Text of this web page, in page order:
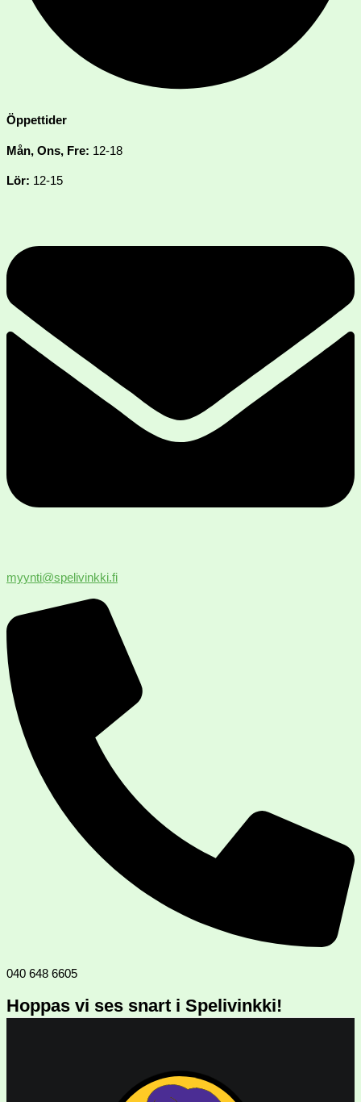
Öppettider
Mån, Ons, Fre: 12-18
Lör: 12-15
myynti@spelivinkki.fi
040 648 6605
Hoppas vi ses snart i Spelivinkki!